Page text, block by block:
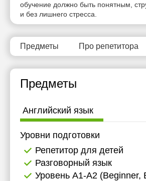
обучение должно быть понятным,
и без лишнего стресса.
Предметы Про репетитора
Предметы
Английский язык
Уровни подготовки
Репетитор для детей
Разговорный язык
Уровень А1-А2 (Beginner,
11:00
11:30